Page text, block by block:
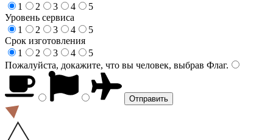
1
2 3 4
5
Уровень сервиса
1
2 3 4
5
Срок изготовления
1
2 3 4
5
Пожалуйста, докажите, что вы человек, выбрав Флаг.